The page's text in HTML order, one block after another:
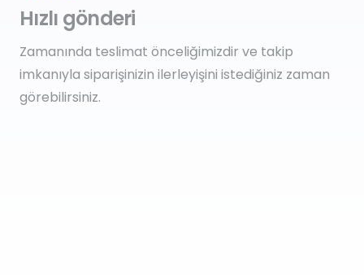
Hızlı gönderi
Zamanında teslimat önceliğimizdir ve takip
imkanıyla siparişinizin ilerleyişini istediğiniz zaman
görebilirsiniz.